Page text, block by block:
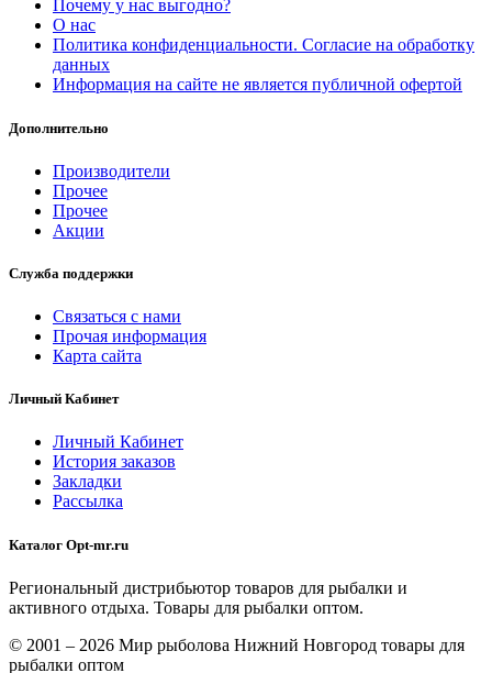
Почему у нас выгодно?
О нас
Политика конфиденциальности. Согласие на обработку
данных
Информация на сайте не является публичной офертой
Дополнительно
Производители
Прочее
Прочее
Акции
Служба поддержки
Связаться с нами
Прочая информация
Карта сайта
Личный Кабинет
Личный Кабинет
История заказов
Закладки
Рассылка
Каталог Opt-mr.ru
Региональный дистрибьютор товаров для рыбалки и
активного отдыха. Товары для рыбалки оптом.
© 2001 – 2026 Мир рыболова Нижний Новгород товары для
рыбалки оптом